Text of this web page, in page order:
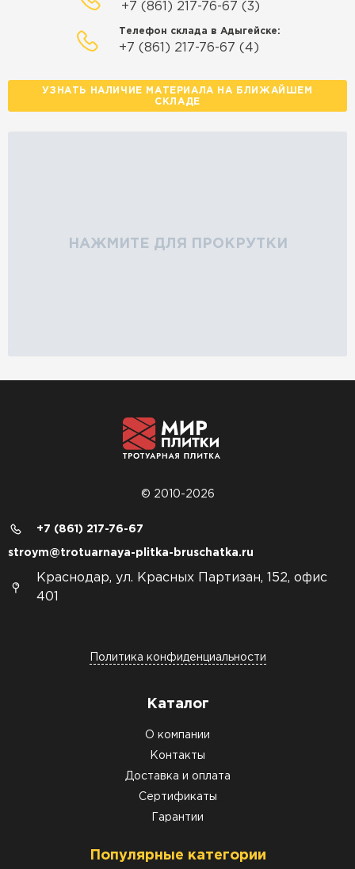
+7 (861) 217-76-67 (3)
Телефон склада в Адыгейске:
+7 (861) 217-76-67 (4)
УЗНАТЬ НАЛИЧИЕ МАТЕРИАЛА НА БЛИЖАЙШЕМ
СКЛАДЕ
НАЖМИТЕ ДЛЯ ПРОКРУТКИ
© 2010-2026
+7 (861) 217-76-67
stroym@trotuarnaya-plitka-bruschatka.ru
Краснодар, ул. Красных Партизан, 152, офис
401
Политика конфиденциальности
Каталог
О компании
Контакты
Доставка и оплата
Сертификаты
Гарантии
Популярные категории